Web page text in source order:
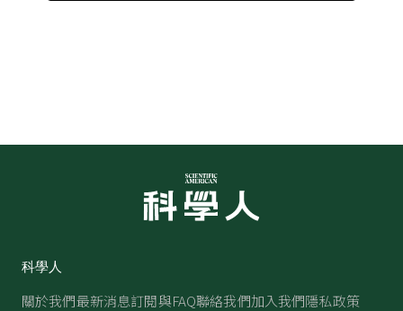
科學人
關於我們最新消息訂閱與FAQ聯絡我們加入我們隱私政策